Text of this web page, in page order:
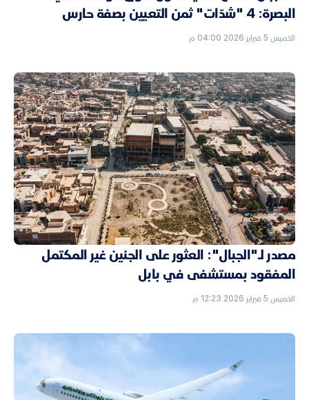
البصرة: 4 "شدّات" ثمن التعيين بصفة حارس
الخميس 5 فبراير 2026 04:00 م
مصدر لـ"الجبال": العثور على الجنين غير المكتمل
المفقود بمستشفى في بابل
الخميس 5 فبراير 2026 12:23 م